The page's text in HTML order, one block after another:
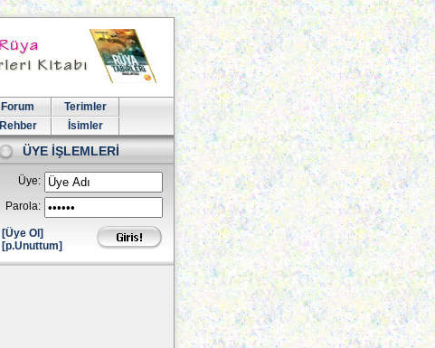
Forum
Terimler
Rehber İsimler
ÜYE İŞLEMLERİ
Üye:
Parola:
[Üye Ol]
[p.Unuttum]